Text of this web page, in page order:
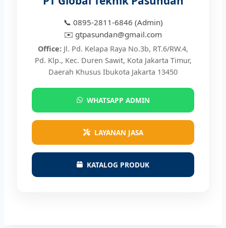
📞 0895-2811-6846 (Admin)
✉️ gtpasundan@gmail.com
Office: Jl. Pd. Kelapa Raya No.3b, RT.6/RW.4,
Pd. Klp., Kec. Duren Sawit, Kota Jakarta Timur,
Daerah Khusus Ibukota Jakarta 13450
WHATSAPP ADMIN
LAYANAN JASA
KATALOG PRODUK